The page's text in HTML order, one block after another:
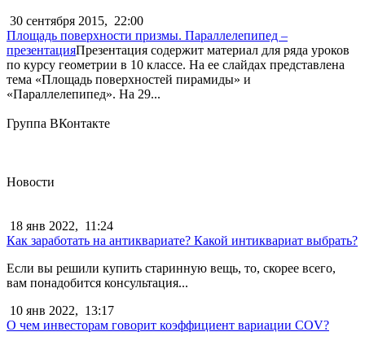
30 сентября 2015, 22:00
Площадь поверхности призмы. Параллелепипед –
презентацияПрезентация содержит материал для ряда уроков
по курсу геометрии в 10 классе. На ее слайдах представлена
тема «Площадь поверхностей пирамиды» и
«Параллелепипед». На 29...
Группа ВКонтакте
Новости
18 янв 2022, 11:24
Как заработать на антиквариате? Какой интиквариат выбрать?
Если вы решили купить старинную вещь, то, скорее всего,
вам понадобится консультация...
10 янв 2022, 13:17
О чем инвесторам говорит коэффициент вариации COV?